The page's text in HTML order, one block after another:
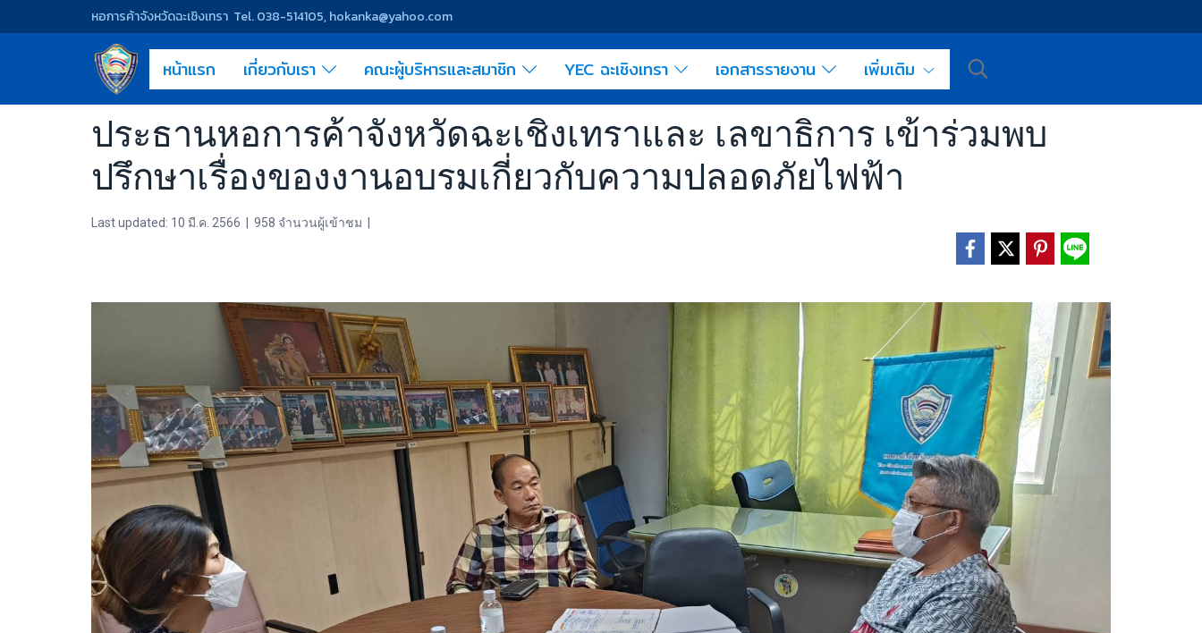
หอการค้าจังหวัดฉะเชิงเทรา Tel. 038-514105, hokanka@yahoo.com
หน้าแรก เกี่ยวกับเรา คณะผู้บริหารและสมาชิก YEC ฉะเชิงเทรา เอกสารรายงาน เพิ่มเติม
ประธานหอการค้าจังหวัดฉะเชิงเทราและ เลขาธิการ เข้าร่วมพบ
ปรึกษาเรื่องของงานอบรมเกี่ยวกับความปลอดภัยไฟฟ้า
Last updated: 10 มี.ค. 2566 958 จำนวนผู้เข้าชม